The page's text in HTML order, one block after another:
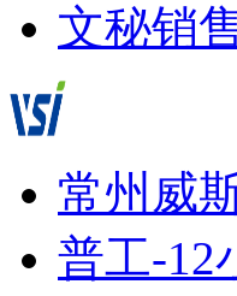
文秘销
常州威
普工-12